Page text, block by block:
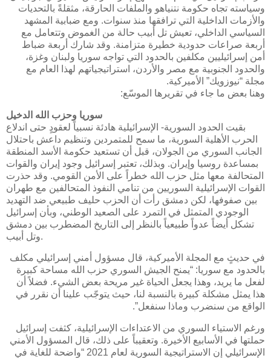
وسياسته تجاه حكومة نتنياهو والملفات الحارقة، مثقلةً بالتحديات
والأزمات الداخلية التي ترافقها منذ سنوات. ومع ضبابية المشهد
السياسي الداخلي، تعيش تل أبيب حالة من الغموض وتتعامل مع
أربعة صراعات حدودية خطيرة متزامنة. وقد شارك أربعة ضباط
أمن إسرائيليين مكلفين بالحدود التي تواجه سوريا ولبنان وغزة،
والحدود الجنوبية مع مصر والأردن، استراتيجياتهم لهذا العام مع
مجلة “نيوزويك” الأميركية.
وهنا بعض ما جاء في تقريرها الموسّع:
سوريا وحزب الله الدخيل
بقيت الحدود السورية- الإسرائيلية هادئة نسبياً لعقودٍ حتى اندلاع
الحرب الأهلية السورية، ما سمح للمتمردين وتنظيم داعش باحتلال
الجانب السوري من الجولان، قبل أن تستعيد حكومة الأسد المنطقة
بمساعدة روسيا وإيران. وبذلك، تعتبر إسرائيل وجود إيران والقوات
المتحالفة معها مثل حزب الله خطراً على الأمن القومي. وقد حذرت
القوات الإسرائيلية السوريين من تنامي النفوذ المتحالفين مع طهران
بين صفوفها، لكن دمشق رأت أن الحزب حليف طبيعي ضد التهديد
الوجودي المتمثل في التمرد على الصعيد الوطني، وبأن إسرائيل
تشكل أيضاً عدواً طبيعياً بالنظر إلى التاريخ المضطرب بين دمشق
وتل أبيب.
في حديثٍ مع المجلة الأميركية، قال مسؤول أمني إسرائيلي مكلف
بالحدود مع سوريا: “يمنح الجيش السوري حزب الله مساحة كبيرة
لفعل ما يريد، وهذا يجعل الحياة غير مريحة بعض الشيء. فضلاً أن
هذا يمثل مشكلة كبيرة بالنسبة لنا، حيث يتوجّب علينا أن نقرر في
الواقع من سنضرب وماذا سنفعل”.
ورغم الاستياء السوري من الاعتداءات الإسرائيلية، كثفت إسرائيل
حملتها في الأسابيع الأخيرة. وتعقيباً على ذلك، قال المسؤول الأمني
الإسرائيلي إن الاستراتيجية السورية لعام 2021 “واضحة للغاية في